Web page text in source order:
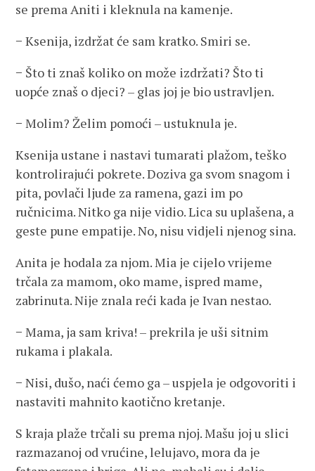
se prema Aniti i kleknula na kamenje.
− Ksenija, izdržat će sam kratko. Smiri se.
− Što ti znaš koliko on može izdržati? Što ti
uopće znaš o djeci? – glas joj je bio ustravljen.
− Molim? Želim pomoći – ustuknula je.
Ksenija ustane i nastavi tumarati plažom, teško
kontrolirajući pokrete. Doziva ga svom snagom i
pita, povlači ljude za ramena, gazi im po
ručnicima. Nitko ga nije vidio. Lica su uplašena, a
geste pune empatije. No, nisu vidjeli njenog sina.
Anita je hodala za njom. Mia je cijelo vrijeme
trčala za mamom, oko mame, ispred mame,
zabrinuta. Nije znala reći kada je Ivan nestao.
− Mama, ja sam kriva! – prekrila je uši sitnim
rukama i plakala.
− Nisi, dušo, naći ćemo ga – uspjela je odgovoriti i
nastaviti mahnito kaotično kretanje.
S kraja plaže trčali su prema njoj. Mašu joj u slici
razmazanoj od vrućine, lelujavo, mora da je